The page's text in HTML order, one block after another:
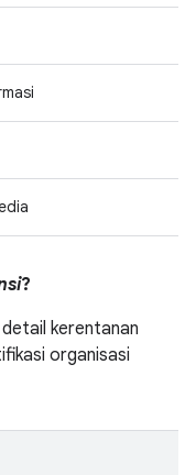
?
kerentanan
organisasi